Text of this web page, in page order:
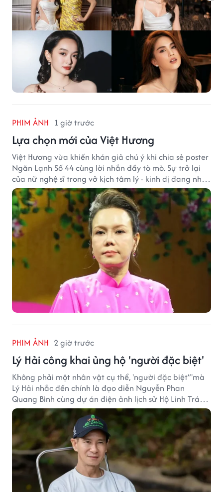
PHIM ẢNH 1 giờ trước
Lựa chọn mới của Việt Hương
Việt Hương vừa khiến khán giả chú ý khi chia sẻ poster
Ngăn Lạnh Số 44 cùng lời nhắn đầy tò mò. Sự trở lại
của nữ nghệ sĩ trong vở kịch tâm lý - kinh dị đang nhận
được nhiều quan tâm từ công chúng.
PHIM ẢNH 2 giờ trước
Lý Hải công khai ủng hộ 'người đặc biệt'
Không phải một nhân vật cụ thể, 'người đặc biệt”'mà
Lý Hải nhắc đến chính là đạo diễn Nguyễn Phan
Quang Bình cùng dự án điện ảnh lịch sử Hộ Linh Tráng
Sĩ: Bí Ẩn Mộ Vua Đinh.